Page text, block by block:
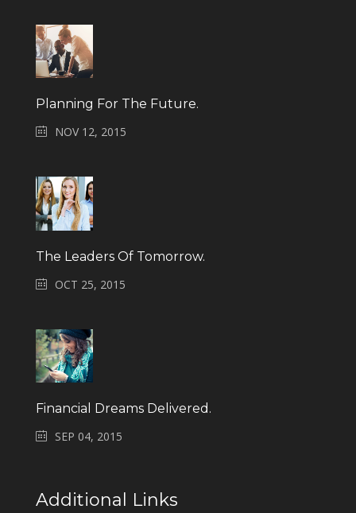
Planning For The Future.
NOV 12, 2015
The Leaders Of Tomorrow.
OCT 25, 2015
Financial Dreams Delivered.
SEP 04, 2015
Additional Links